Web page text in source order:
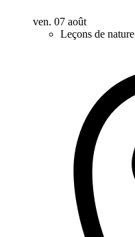
ven. 07 août
Leçons de nature